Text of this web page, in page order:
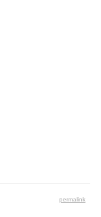
permalink